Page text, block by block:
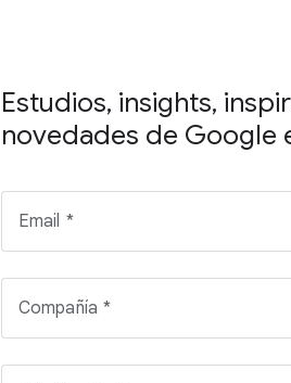
Estudios, insights,
novedades de Google
Email
Compañía